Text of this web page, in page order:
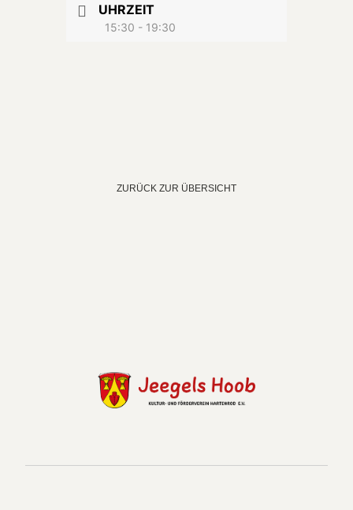
UHRZEIT
15:30 - 19:30
ZURÜCK ZUR ÜBERSICHT